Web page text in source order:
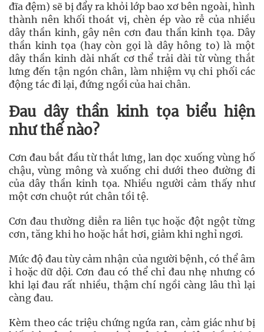
đĩa đệm) sẽ bị đẩy ra khỏi lớp bao xơ bên ngoài, hình
thành nên khối thoát vị, chèn ép vào rễ của nhiều
dây thần kinh, gây nên cơn đau thần kinh tọa. Dây
thần kinh tọa (hay còn gọi là dây hông to) là một
dây thần kinh dài nhất cơ thể trải dài từ vùng thắt
lưng đến tận ngón chân, làm nhiệm vụ chi phối các
động tác đi lại, đứng ngồi của hai chân.
Đau dây thần kinh tọa biểu hiện
như thế nào?
Cơn đau bắt đầu từ thắt lưng, lan dọc xuống vùng hố
chậu, vùng mông và xuống chi dưới theo đường đi
của dây thần kinh tọa. Nhiều người cảm thấy như
một cơn chuột rút chân tồi tệ.
Cơn đau thường diễn ra liên tục hoặc đột ngột từng
cơn, tăng khi ho hoặc hắt hơi, giảm khi nghỉ ngơi.
Mức độ đau tùy cảm nhận của người bệnh, có thể âm
ỉ hoặc dữ dội. Cơn đau có thể chỉ đau nhẹ nhưng có
khi lại đau rất nhiều, thậm chí ngồi càng lâu thì lại
càng đau.
Kèm theo các triệu chứng ngứa ran, cảm giác như bị